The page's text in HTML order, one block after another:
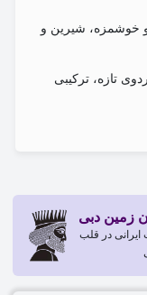
خوشمزه، شیرین و
تازه، ترکیبی
زمین دبی
ایرانی در قلب